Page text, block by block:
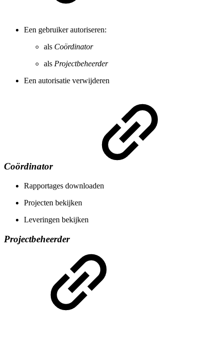
Een gebruiker autoriseren:
als Coördinator
als Projectbeheerder
Een autorisatie verwijderen
Coördinator
Rapportages downloaden
Projecten bekijken
Leveringen bekijken
Projectbeheerder